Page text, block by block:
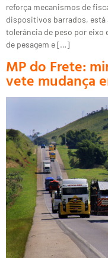
reforça mecanismos de
dispositivos barrados, está
tolerância de peso por eixo
de pesagem e […]
MP do Frete:
vete mudança